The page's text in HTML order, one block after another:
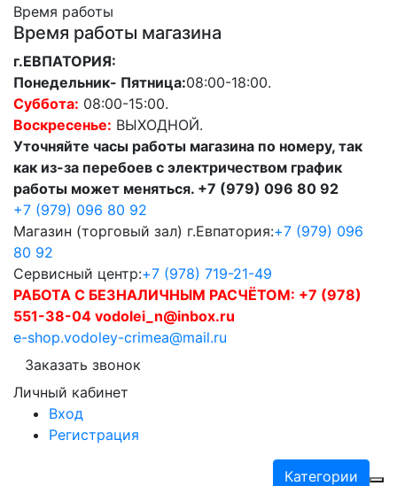
Время работы
Время работы магазина
г.ЕВПАТОРИЯ:
Понедельник- Пятница:08:00-18:00.
Суббота: 08:00-15:00.
Воскресенье: ВЫХОДНОЙ.
Уточняйте часы работы магазина по номеру, так
как из-за перебоев с электричеством график
работы может меняться. +7 (979) 096 80 92
+7 (979) 096 80 92
Магазин (торговый зал) г.Евпатория:+7 (979) 096
80 92
Сервисный центр:+7 (978) 719-21-49
РАБОТА С БЕЗНАЛИЧНЫМ РАСЧЁТОМ: +7 (978)
551-38-04 vodolei_n@inbox.ru
e-shop.vodoley-crimea@mail.ru
Заказать звонок
Личный кабинет
Вход
Регистрация
Категории